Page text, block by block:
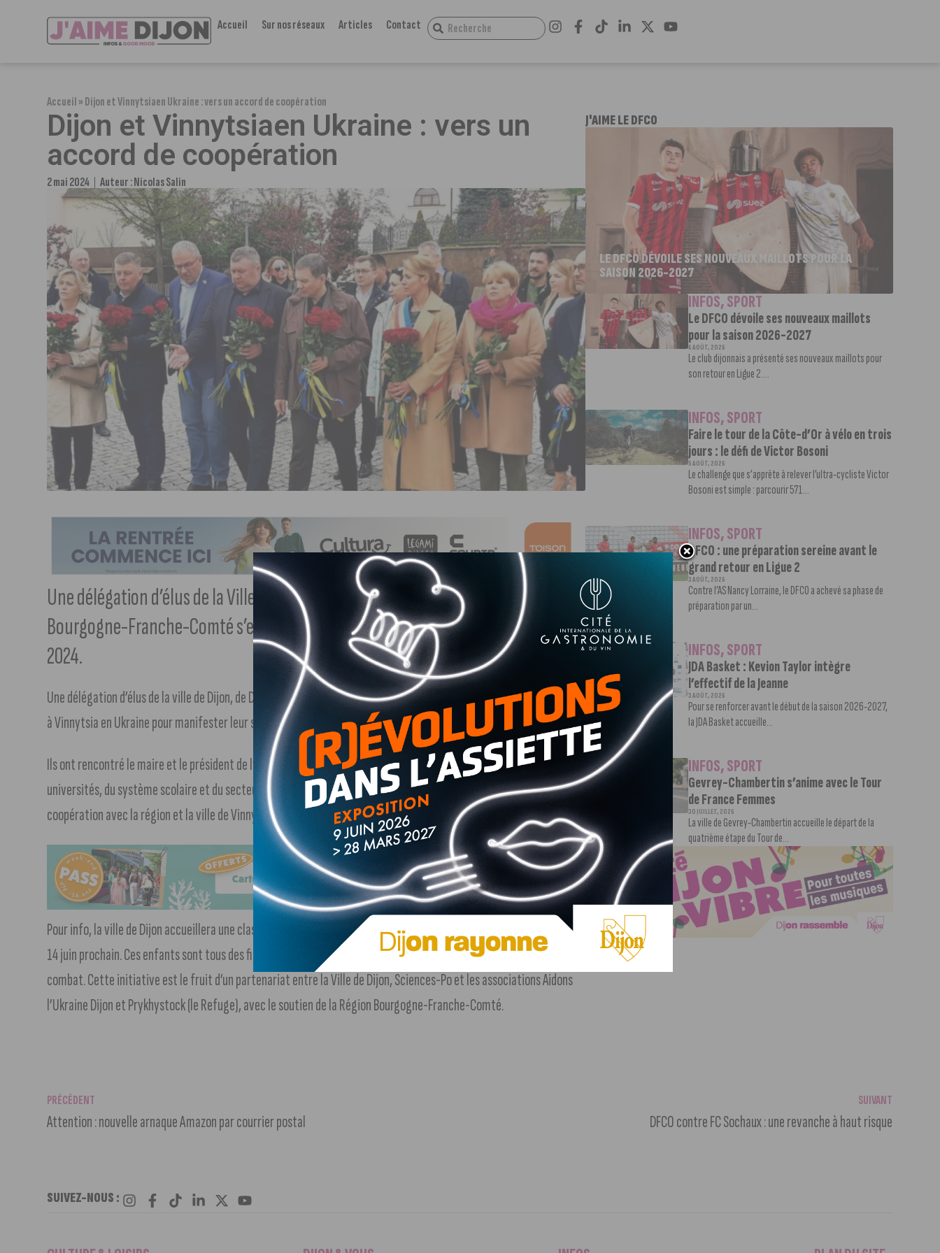
Accueil Sur nos réseaux Articles Contact
Accueil»Dijon et Vinnytsiaen Ukraine : vers un accord de coopération
Dijon et Vinnytsiaen Ukraine : vers un
accord de coopération
2 mai 2024 Auteur :Nicolas Salin
Une délégation d’élus de la Ville de Dijon, de Dijon métropole et de la Région
Bourgogne-Franche-Comté s’est rendue à Vinnytsia en Ukraine du 23 au 27 avril
2024.
Une délégation d’élus de la ville de Dijon, de Dijon métropole et de la Région Bourgogne-Franche-Comté s’est rendue
à Vinnytsia en Ukraine pour manifester leur solidarité et leur engagement envers l’Ukraine.
Ils ont rencontré le maire et le président de l’oblast ainsi que des responsables du secteur hospitalier, des
universités, du système scolaire et du secteur agroalimentaire pour préparer un futur accord conjoint de
coopération avec la région et la ville de Vinnytsia.
Pour info, la ville de Dijon accueillera une classe de 26 élèves de Vinnytsia et leurs quatre professeurs du 27 mai au
14 juin prochain. Ces enfants sont tous des fils et des filles de militaires tombés au front ou actuellement en
combat. Cette initiative est le fruit d’un partenariat entre la Ville de Dijon, Sciences-Po et les associations Aidons
l’Ukraine Dijon et Prykhystock (le Refuge), avec le soutien de la Région Bourgogne-Franche-Comté.
J'AIME LE DFCO
LE DFCO DÉVOILE SES NOUVEAUX MAILLOTS POUR LA
SAISON 2026-2027
INFOS,SPORT
Le DFCO dévoile ses nouveaux maillots
pour la saison 2026-2027
6 AOÛT, 2026
Le club dijonnais a présenté ses nouveaux maillots pour
son retour en Ligue 2....
INFOS,SPORT
Faire le tour de la Côte-d’Or à vélo en trois
jours : le défi de Victor Bosoni
5 AOÛT, 2026
Le challenge que s’apprête à relever l’ultra-cycliste Victor
Bosoni est simple : parcourir 571...
INFOS,SPORT
DFCO : une préparation sereine avant le
grand retour en Ligue 2
3 AOÛT, 2026
Contre l’AS Nancy Lorraine, le DFCO a achevé sa phase de
préparation par un...
INFOS,SPORT
JDA Basket : Kevion Taylor intègre
l’effectif de la Jeanne
3 AOÛT, 2026
Pour se renforcer avant le début de la saison 2026-2027,
la JDA Basket accueille...
INFOS,SPORT
Gevrey-Chambertin s’anime avec le Tour
de France Femmes
30 JUILLET, 2026
La ville de Gevrey-Chambertin accueille le départ de la
quatrième étape du Tour de...
PRÉCÉDENT
Attention : nouvelle arnaque Amazon par courrier postal
SUIVANT
DFCO contre FC Sochaux : une revanche à haut risque
SUIVEZ-NOUS :